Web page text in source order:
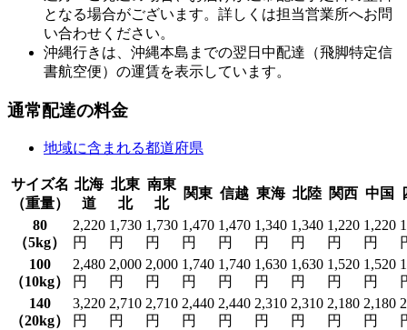
となる場合がございます。詳しくは担当営業所へお問
い合わせください。
沖縄行きは、沖縄本島までの翌日中配達（飛脚特定信
書航空便）の運賃を表示しています。
通常配達の料金
地域に含まれる都道府県
サイズ名
（重量）
北海
道
北東
北
南東
北
関東 信越 東海 北陸 関西 中国
80
（5kg）
2,220
円
1,730
円
1,730
円
1,470
円
1,470
円
1,340
円
1,340
円
1,220
円
1,220
円
100
（10kg）
2,480
円
2,000
円
2,000
円
1,740
円
1,740
円
1,630
円
1,630
円
1,520
円
1,520
円
140
（20kg）
3,220
円
2,710
円
2,710
円
2,440
円
2,440
円
2,310
円
2,310
円
2,180
円
2,180
円